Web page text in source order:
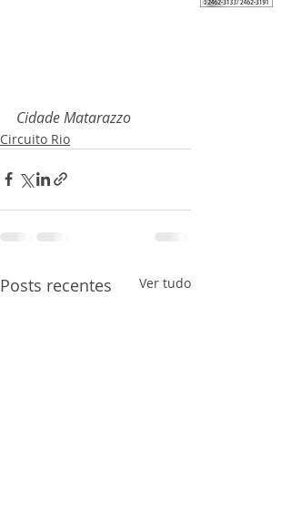
Cidade Matarazzo
Circuito Rio
Posts recentes Ver tudo